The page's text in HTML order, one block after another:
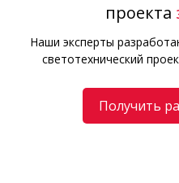
проекта
Наши эксперты
светотехнический
Получить